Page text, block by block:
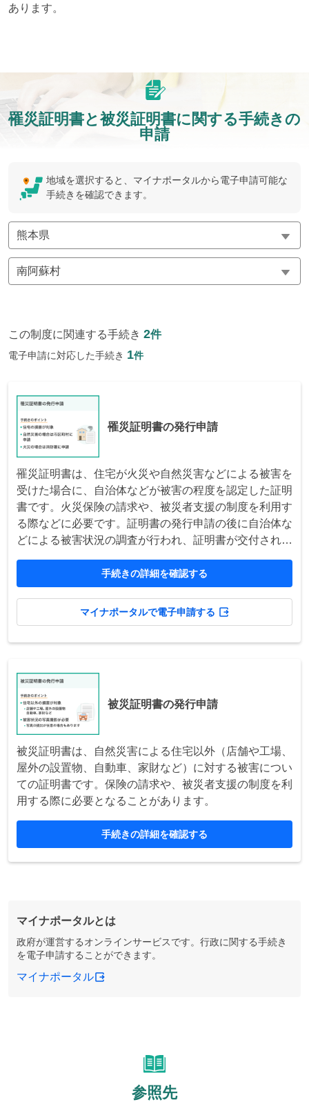
あります。
罹災証明書と被災証明書に関する手続きの
申請
地域を選択すると、マイナポータルから電子申請可能な
手続きを確認できます。
この制度に関連する手続き 2件
電子申請に対応した手続き 1件
罹災証明書の発行申請
罹災証明書は、住宅が火災や自然災害などによる被害を
受けた場合に、自治体などが被害の程度を認定した証明
書です。火災保険の請求や、被災者支援の制度を利用す
る際などに必要です。証明書の発行申請の後に自治体な
どによる被害状況の調査が行われ、証明書が交付されま
手続きの詳細を確認する
マイナポータルで電子申請する
被災証明書の発行申請
被災証明書は、自然災害による住宅以外（店舗や工場、
屋外の設置物、自動車、家財など）に対する被害につい
ての証明書です。保険の請求や、被災者支援の制度を利
用する際に必要となることがあります。
手続きの詳細を確認する
マイナポータルとは
政府が運営するオンラインサービスです。行政に関する手続き
を電子申請することができます。
マイナポータル
参照先